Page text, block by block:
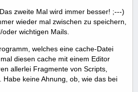
zweite Mal wird immer besser! ;---)
wieder mal zwischen zu speichern,
wichtigen Mails.
welches eine cache-Datei
diesen cache mit einem Editor
allerlei Fragmente von Scripts,
Habe keine Ahnung, ob, wie das bei